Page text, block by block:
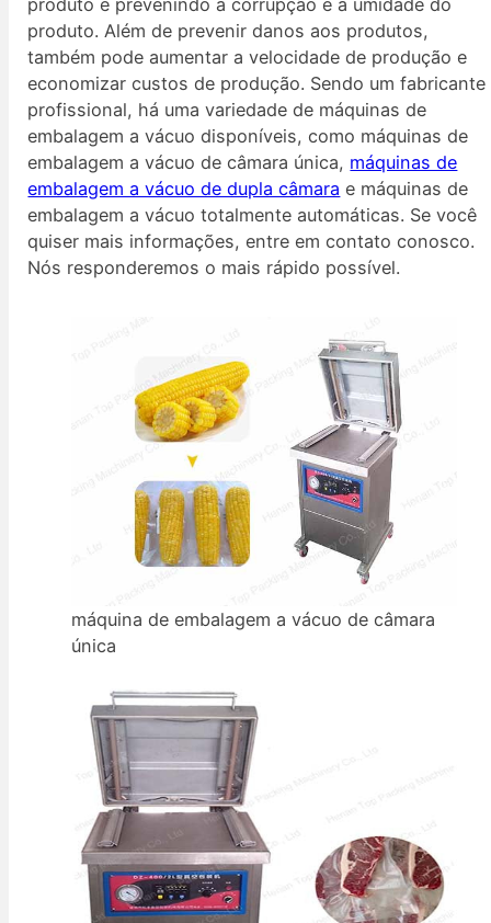
produto e prevenindo a corrupção e a umidade do
produto. Além de prevenir danos aos produtos,
também pode aumentar a velocidade de produção e
economizar custos de produção. Sendo um fabricante
profissional, há uma variedade de máquinas de
embalagem a vácuo disponíveis, como máquinas de
embalagem a vácuo de câmara única, máquinas de
embalagem a vácuo de dupla câmara e máquinas de
embalagem a vácuo totalmente automáticas. Se você
quiser mais informações, entre em contato conosco.
Nós responderemos o mais rápido possível.
máquina de embalagem a vácuo de câmara
única